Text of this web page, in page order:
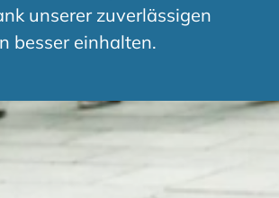
unserer zuverlässigen
besser einhalten.